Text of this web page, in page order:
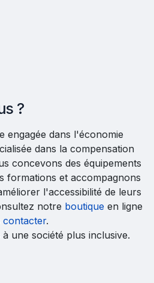
?
engagée dans l'économie
dans la compensation
concevons des équipements
formations et accompagnons
l'accessibilité de leurs
notre boutique en ligne
contacter.
une société plus inclusive.